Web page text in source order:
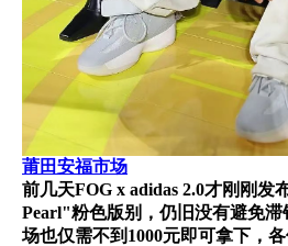
莆田安福市场
前几天FOG x adidas 2.0才刚刚发
Pearl"粉色版别，仍旧没有避免
场也仅需不到1000元即可拿下，